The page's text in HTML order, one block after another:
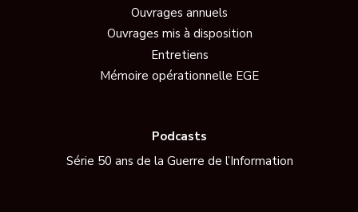
Ouvrages annuels
Ouvrages mis à disposition
Entretiens
Mémoire opérationnelle EGE
Podcasts
Série 50 ans de la Guerre de l’Information